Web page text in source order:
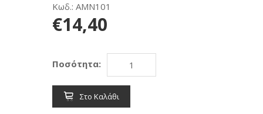
Κωδ.: AMN101
€14,40
Ποσότητα:
Στο Καλάθι